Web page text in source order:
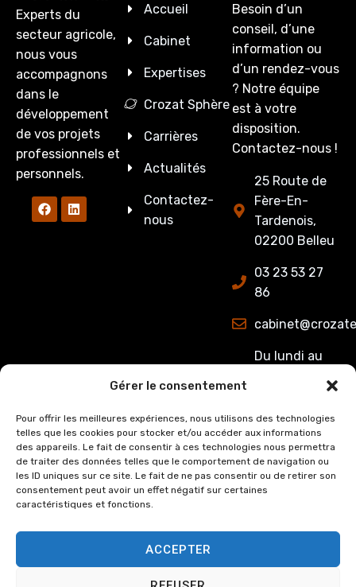
Gérer le consentement
Pour offrir les meilleures expériences, nous utilisons des technologies
telles que les cookies pour stocker et/ou accéder aux informations
des appareils. Le fait de consentir à ces technologies nous permettra
de traiter des données telles que le comportement de navigation ou
les ID uniques sur ce site. Le fait de ne pas consentir ou de retirer son
consentement peut avoir un effet négatif sur certaines
caractéristiques et fonctions.
ACCEPTER
Experts du
secteur agricole,
nous vous
accompagnons
dans le
développement
de vos projets
professionnels et
personnels.
Accueil
Cabinet
Expertises
Crozat Sphère
Carrières
Actualités
Contactez-
nous
Besoin d’un
conseil, d’une
information ou
d’un rendez-vous
? Notre équipe
est à votre
disposition.
Contactez-nous !
25 Route de
Fère-En-
Tardenois,
02200 Belleu
03 23 53 27
86
Du lundi au
8h00 à 12h15
et de 13h15 à
17h00.
Le Vendredi :
de 8h00 à
12h15 et de